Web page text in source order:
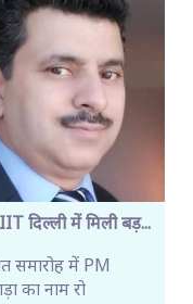
दिल्ली में मिली बड़...
समारोह में PM
का नाम रो